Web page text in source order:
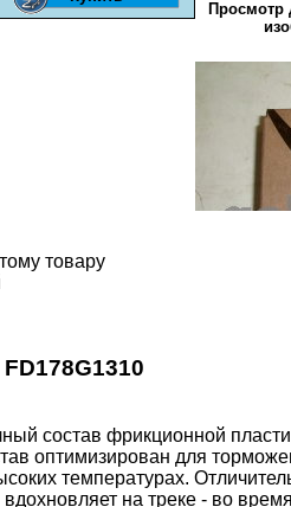
Просмотр
товару
состав фрикционной
оптимизирован для
температурах.
на треке - во